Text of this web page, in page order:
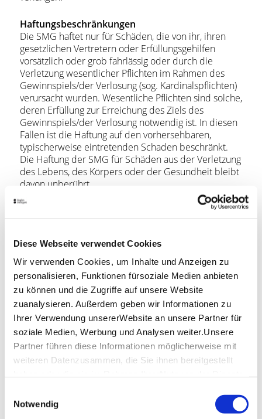
Diese Webseite verwendet Cookies
Wir verwenden Cookies, um Inhalte und Anzeigen zu
personalisieren, Funktionen fürsoziale Medien anbieten
zu können und die Zugriffe auf unsere Website
zuanalysieren. Außerdem geben wir Informationen zu
Ihrer Verwendung unsererWebsite an unsere Partner für
soziale Medien, Werbung und Analysen weiter.Unsere
Partner führen diese Informationen möglicherweise mit
weiteren Datenzusammen, die Sie ihnen bereitgestellt
Impressum
Notwendig
Haftungsbeschränkungen
Die SMG haftet nur für Schäden, die von ihr, ihren
gesetzlichen Vertretern oder Erfüllungsgehilfen
vorsätzlich oder grob fahrlässig oder durch die
Verletzung wesentlicher Pflichten im Rahmen des
Gewinnspiels/der Verlosung (sog. Kardinalspflichten)
verursacht wurden. Wesentliche Pflichten sind solche,
deren Erfüllung zur Erreichung des Ziels des
Gewinnspiels/der Verlosung notwendig ist. In diesen
Fällen ist die Haftung auf den vorhersehbaren,
typischerweise eintretenden Schaden beschränkt.
Die Haftung der SMG für Schäden aus der Verletzung
des Lebens, des Körpers oder der Gesundheit bleibt
davon unberührt.
Ihre personenbezogenen Daten sowie sonstigen
Daten werden ausschließlich für die Durchführung
und Abwicklung dieses Gewinnspiels / Verlosung im
Rahmen der gesetzlichen Bestimmungen erhoben,
verarbeitet und genutzt und anschließend umgehend
gelöscht. Eine Weitergabe an Dritte findet nicht statt.
Durch die Teilnahme am Gewinnspiel / Verlosung
willigt der Teilnehmer in die Verarbeitung seiner
Daten ein. Dies beinhaltet das Zusenden der
Gewinnbenachrichtigung an die angegebenen
Kontaktdaten.
Es steht dem Teilnehmer jederzeit frei, der
Verarbeitung seiner Daten zu widersprechen. Eine